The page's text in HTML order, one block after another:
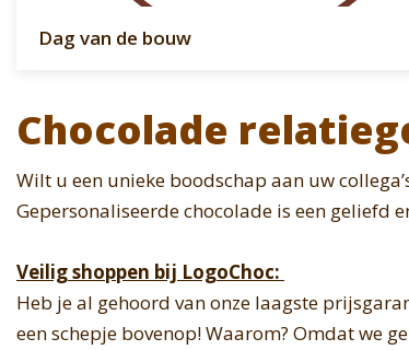
Dag van de bouw
Chocolade
Wilt u een unieke boodschap aan uw
Gepersonaliseerde chocolade is een geliefd
Veilig shoppen bij LogoChoc:
Heb je al gehoord van onze laagste
een schepje bovenop! Waarom? Omdat we